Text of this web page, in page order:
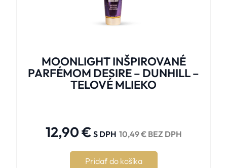
MOONLIGHT INŠPIROVANÉ
PARFÉMOM DESIRE – DUNHILL –
TELOVÉ MLIEKO
12,90€ S DPH 10,49€BEZ DPH
Pridať do košíka